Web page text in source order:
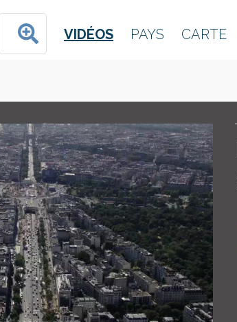
VIDÉOS PAYS CARTE